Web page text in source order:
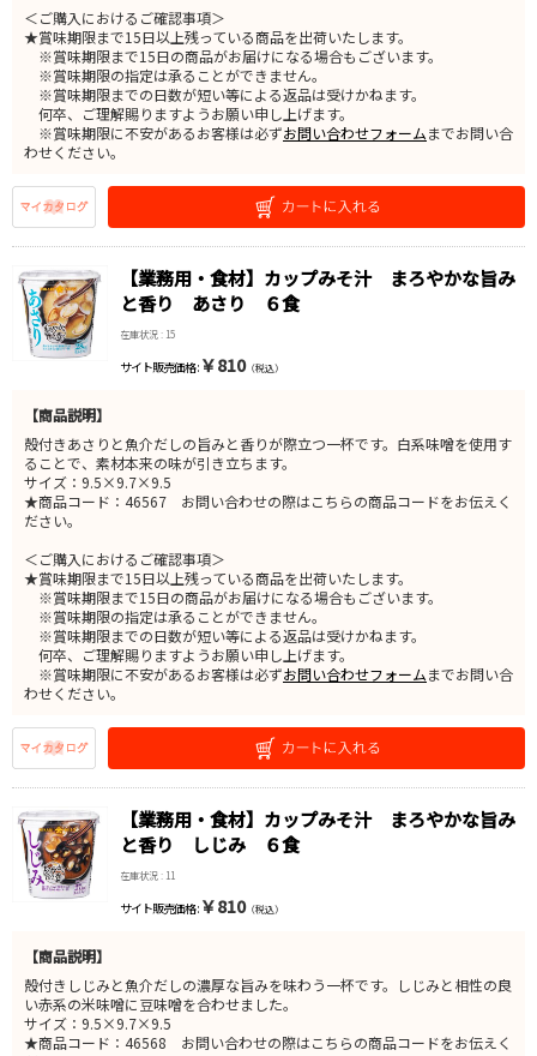
＜ご購入におけるご確認事項＞
★賞味期限まで15日以上残っている商品を出荷いたします。
※賞味期限まで15日の商品がお届けになる場合もございます。
※賞味期限の指定は承ることができません。
※賞味期限までの日数が短い等による返品は受けかねます。
何卒、ご理解賜りますようお願い申し上げます。
※賞味期限に不安があるお客様は必ずお問い合わせフォームまでお問い合
わせください。
【業務用・食材】カップみそ汁 まろやかな旨み
と香り あさり ６食
在庫状況 : 15
サイト販売価格 : ￥810（税込）
【商品説明】
殻付きあさりと魚介だしの旨みと香りが際立つ一杯です。白系味噌を使用す
ることで、素材本来の味が引き立ちます。
サイズ：9.5×9.7×9.5
★商品コード：46567 お問い合わせの際はこちらの商品コードをお伝えく
ださい。
＜ご購入におけるご確認事項＞
★賞味期限まで15日以上残っている商品を出荷いたします。
※賞味期限まで15日の商品がお届けになる場合もございます。
※賞味期限の指定は承ることができません。
※賞味期限までの日数が短い等による返品は受けかねます。
何卒、ご理解賜りますようお願い申し上げます。
※賞味期限に不安があるお客様は必ずお問い合わせフォームまでお問い合
わせください。
【業務用・食材】カップみそ汁 まろやかな旨み
と香り しじみ ６食
在庫状況 : 11
サイト販売価格 : ￥810（税込）
【商品説明】
殻付きしじみと魚介だしの濃厚な旨みを味わう一杯です。しじみと相性の良
い赤系の米味噌に豆味噌を合わせました。
サイズ：9.5×9.7×9.5
★商品コード：46568 お問い合わせの際はこちらの商品コードをお伝えく